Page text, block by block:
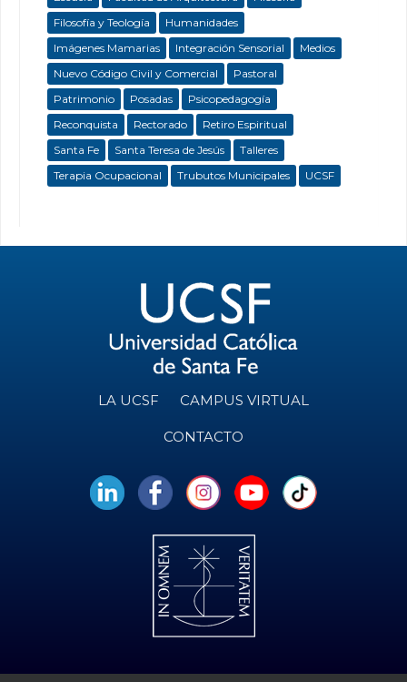
Filosofía y Teología
Humanidades
Imágenes Mamarias
Integración Sensorial
Medios
Nuevo Código Civil y Comercial
Pastoral
Patrimonio
Posadas
Psicopedagogía
Reconquista
Rectorado
Retiro Espiritual
Santa Fe
Santa Teresa de Jesús
Talleres
Terapia Ocupacional
Trubutos Municipales UCSF
LA UCSF CAMPUS VIRTUAL
CONTACTO